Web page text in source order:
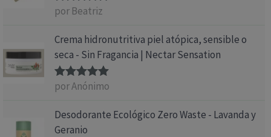
Valorado
por Beatriz
Crema hidronutritiva piel atópica, sensible o
seca - Sin Fragancia | Nectar Sensation
Valorado
por Anónimo
Desodorante Ecológico Zero Waste - Lavanda y
Geranio